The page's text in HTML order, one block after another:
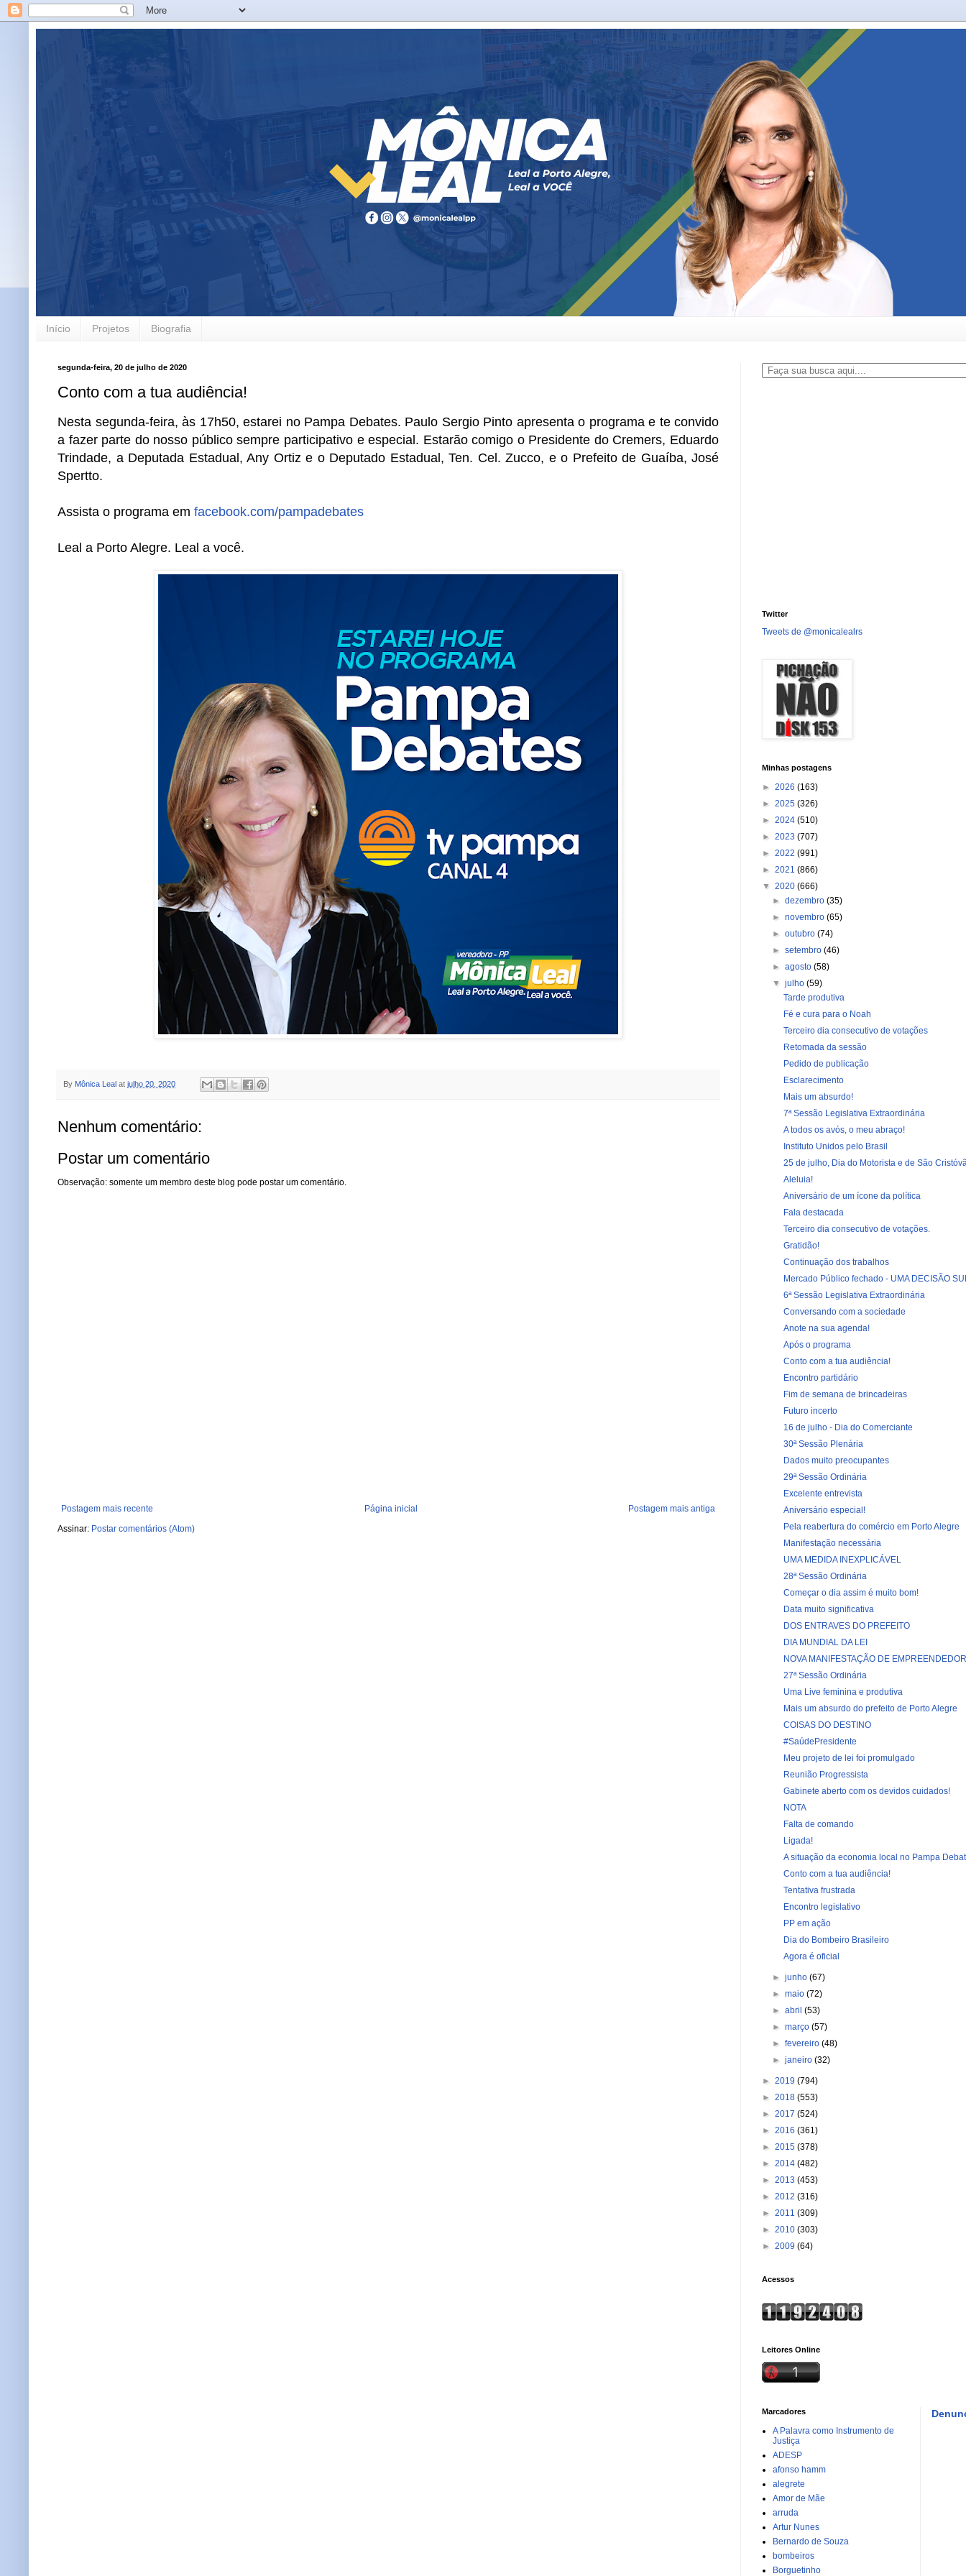
Início Projetos Biografia
segunda-feira, 20 de julho de 2020
Conto com a tua audiência!
Nesta segunda-feira, às 17h50, estarei no Pampa Debates. Paulo Sergio Pinto apresenta o programa e te convido
a fazer parte do nosso público sempre participativo e especial. Estarão comigo o Presidente do Cremers, Eduardo
Trindade, a Deputada Estadual, Any Ortiz e o Deputado Estadual, Ten. Cel. Zucco, e o Prefeito de Guaíba, José
Spertto.
Assista o programa em facebook.com/pampadebates
Leal a Porto Alegre. Leal a você.
By Mônica Leal at julho 20, 2020
Nenhum comentário:
Postar um comentário
Observação: somente um membro deste blog pode postar um comentário.
Postagem mais recente Postagem mais antiga
Página inicial
Assinar: Postar comentários (Atom)
Twitter
Tweets de @monicalealrs
Minhas postagens
► 2026 (163)
► 2025 (326)
► 2024 (510)
► 2023 (707)
► 2022 (991)
► 2021 (866)
▼ 2020 (666)
►dezembro(35)
►novembro(65)
►outubro(74)
►setembro(46)
►agosto(58)
▼julho(59)
Tarde produtiva
Fé e cura para o Noah
Terceiro dia consecutivo de votações
Retomada da sessão
Pedido de publicação
Esclarecimento
Mais um absurdo!
7ª Sessão Legislativa Extraordinária
A todos os avós, o meu abraço!
Instituto Unidos pelo Brasil
25 de julho, Dia do Motorista e de São
Aleluia!
Aniversário de um ícone da política
Fala destacada
Terceiro dia consecutivo de votações.
Gratidão!
Continuação dos trabalhos
Mercado Público fechado - UMA DECISÃO
6ª Sessão Legislativa Extraordinária
Conversando com a sociedade
Anote na sua agenda!
Após o programa
Conto com a tua audiência!
Encontro partidário
Fim de semana de brincadeiras
Futuro incerto
16 de julho - Dia do Comerciante
30ª Sessão Plenária
Dados muito preocupantes
29ª Sessão Ordinária
Excelente entrevista
Aniversário especial!
Pela reabertura do comércio em Porto Alegre
Manifestação necessária
UMA MEDIDA INEXPLICÁVEL
28ª Sessão Ordinária
Começar o dia assim é muito bom!
Data muito significativa
DOS ENTRAVES DO PREFEITO
DIA MUNDIAL DA LEI
NOVA MANIFESTAÇÃO DE
27ª Sessão Ordinária
Uma Live feminina e produtiva
Mais um absurdo do prefeito de Porto Alegre
COISAS DO DESTINO
#SaúdePresidente
Meu projeto de lei foi promulgado
Reunião Progressista
Gabinete aberto com os devidos cuidados!
NOTA
Falta de comando
Ligada!
A situação da economia local no Pampa
Conto com a tua audiência!
Tentativa frustrada
Encontro legislativo
PP em ação
Dia do Bombeiro Brasileiro
Agora é oficial
►junho(67)
►maio(72)
►abril(53)
►março(57)
►fevereiro(48)
►janeiro(32)
► 2019 (794)
► 2018 (553)
► 2017 (524)
► 2016 (361)
► 2015 (378)
► 2014 (482)
► 2013 (453)
► 2012 (316)
► 2011 (309)
► 2010 (303)
► 2009 (64)
Acessos
Leitores Online
Marcadores
A Palavra como Instrumento de
Justiça
ADESP
afonso hamm
alegrete
Amor de Mãe
arruda
Artur Nunes
Bernardo de Souza
bombeiros
Borguetinho